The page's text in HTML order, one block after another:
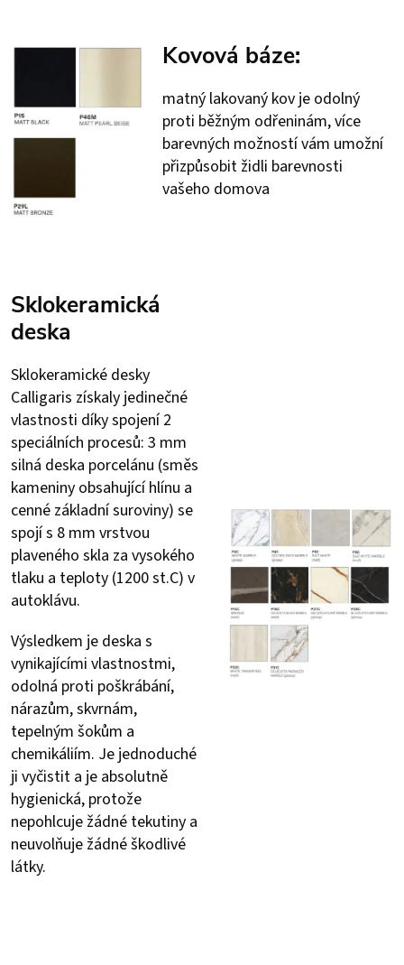
Kovová báze:
matný lakovaný kov je odolný
proti běžným odřeninám, více
barevných možností vám umožní
přizpůsobit židli barevnosti
vašeho domova
Sklokeramická
deska
Sklokeramické desky
Calligaris získaly jedinečné
vlastnosti díky spojení 2
speciálních procesů: 3 mm
silná deska porcelánu (směs
kameniny obsahující hlínu a
cenné základní suroviny) se
spojí s 8 mm vrstvou
plaveného skla za vysokého
tlaku a teploty (1200 st.C) v
autoklávu.
Výsledkem je deska s
vynikajícími vlastnostmi,
odolná proti poškrábání,
nárazům, skvrnám,
tepelným šokům a
chemikáliím. Je jednoduché
ji vyčistit a je absolutně
hygienická, protože
nepohlcuje žádné tekutiny a
neuvolňuje žádné škodlivé
látky.